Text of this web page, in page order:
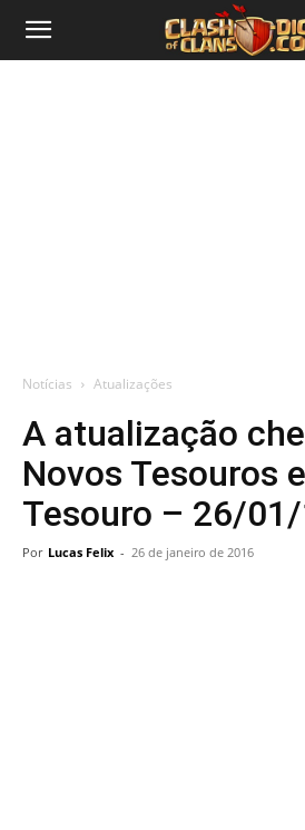
Notícias Atualizações
A atualização
Novos Tesouros
Tesouro – 26/
Por Lucas Felix - 26 de janeiro de 2016